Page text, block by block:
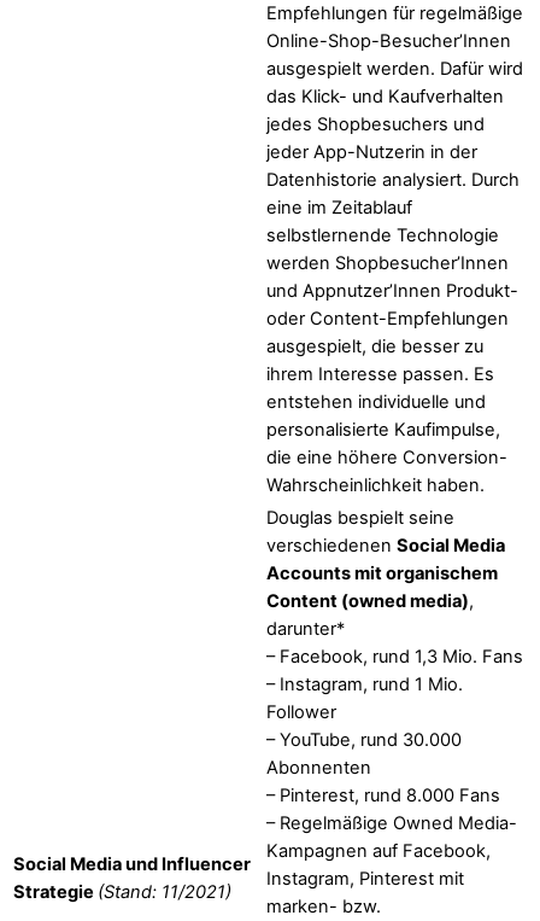
Empfehlungen für regelmäßige
Online-Shop-Besucher’Innen
ausgespielt werden. Dafür wird
das Klick- und Kaufverhalten
jedes Shopbesuchers und
jeder App-Nutzerin in der
Datenhistorie analysiert. Durch
eine im Zeitablauf
selbstlernende Technologie
werden Shopbesucher’Innen
und Appnutzer’Innen Produkt-
oder Content-Empfehlungen
ausgespielt, die besser zu
ihrem Interesse passen. Es
entstehen individuelle und
personalisierte Kaufimpulse,
die eine höhere Conversion-
Wahrscheinlichkeit haben.
Social Media und Influencer
Strategie (Stand: 11/2021)
Douglas bespielt seine
verschiedenen Social Media
Accounts mit organischem
Content (owned media),
darunter*
– Facebook, rund 1,3 Mio. Fans
– Instagram, rund 1 Mio.
Follower
– YouTube, rund 30.000
Abonnenten
– Pinterest, rund 8.000 Fans
– Regelmäßige Owned Media-
Kampagnen auf Facebook,
Instagram, Pinterest mit
marken- bzw.